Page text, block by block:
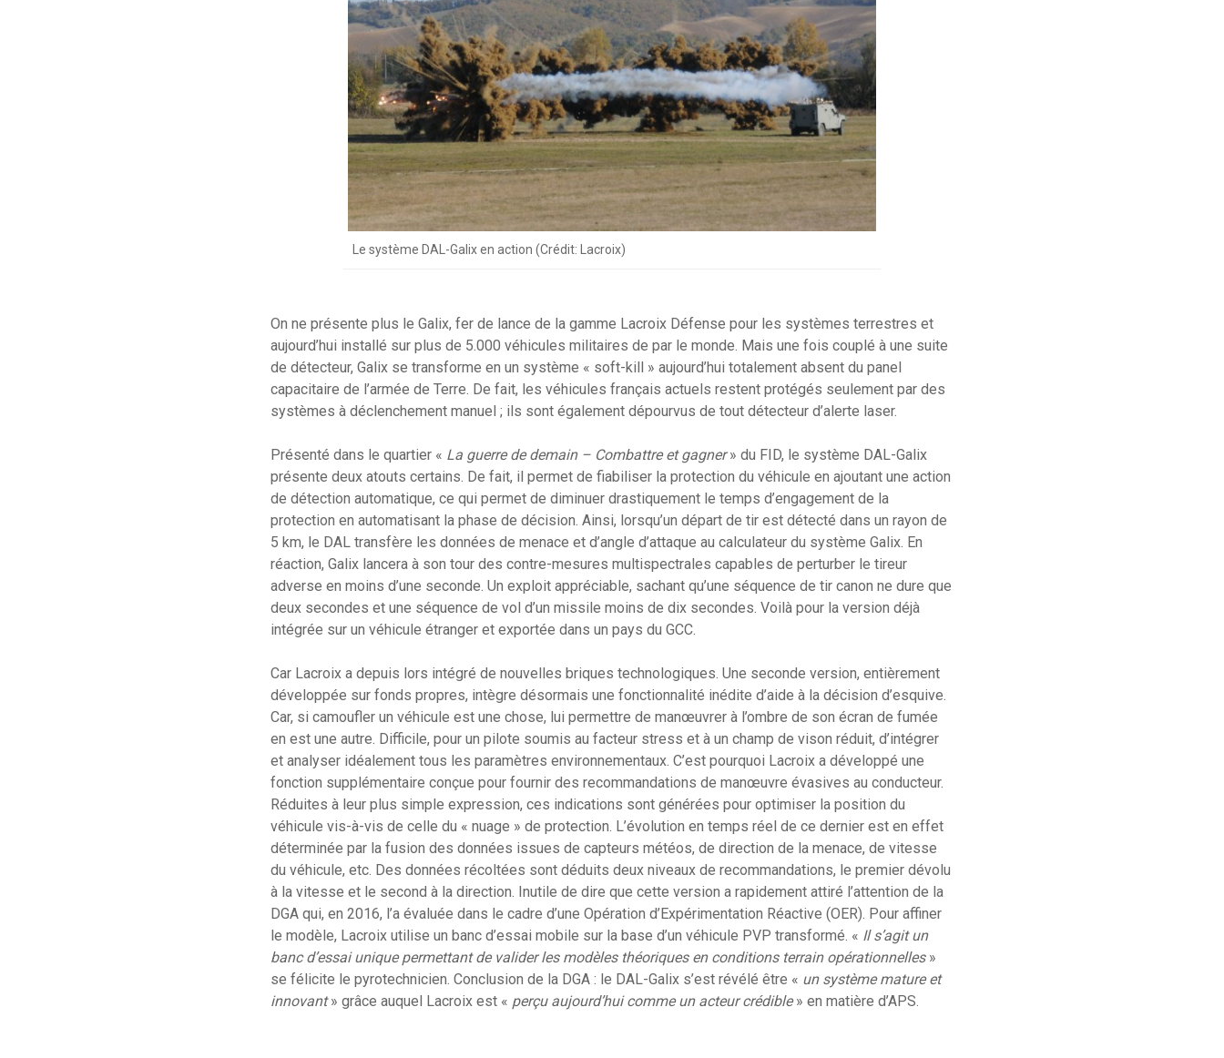
Le système DAL-Galix en action (Crédit: Lacroix)
On ne présente plus le Galix, fer de lance de la gamme Lacroix Défense pour les systèmes terrestres et
aujourd’hui installé sur plus de 5.000 véhicules militaires de par le monde. Mais une fois couplé à une suite
de détecteur, Galix se transforme en un système « soft-kill » aujourd’hui totalement absent du panel
capacitaire de l’armée de Terre. De fait, les véhicules français actuels restent protégés seulement par des
systèmes à déclenchement manuel ; ils sont également dépourvus de tout détecteur d’alerte laser.
Présenté dans le quartier « La guerre de demain – Combattre et gagner» du FID, le système DAL-Galix
présente deux atouts certains. De fait, il permet de fiabiliser la protection du véhicule en ajoutant une action
de détection automatique, ce qui permet de diminuer drastiquement le temps d’engagement de la
protection en automatisant la phase de décision. Ainsi, lorsqu’un départ de tir est détecté dans un rayon de
5 km, le DAL transfère les données de menace et d’angle d’attaque au calculateur du système Galix. En
réaction, Galix lancera à son tour des contre-mesures multispectrales capables de perturber le tireur
adverse en moins d’une seconde. Un exploit appréciable, sachant qu’une séquence de tir canon ne dure que
deux secondes et une séquence de vol d’un missile moins de dix secondes. Voilà pour la version déjà
intégrée sur un véhicule étranger et exportée dans un pays du GCC.
Car Lacroix a depuis lors intégré de nouvelles briques technologiques. Une seconde version, entièrement
développée sur fonds propres, intègre désormais une fonctionnalité inédite d’aide à la décision d’esquive.
Car, si camoufler un véhicule est une chose, lui permettre de manœuvrer à l’ombre de son écran de fumée
en est une autre. Difficile, pour un pilote soumis au facteur stress et à un champ de vison réduit, d’intégrer
et analyser idéalement tous les paramètres environnementaux. C’est pourquoi Lacroix a développé une
fonction supplémentaire conçue pour fournir des recommandations de manœuvre évasives au conducteur.
Réduites à leur plus simple expression, ces indications sont générées pour optimiser la position du
véhicule vis-à-vis de celle du « nuage » de protection. L’évolution en temps réel de ce dernier est en effet
déterminée par la fusion des données issues de capteurs météos, de direction de la menace, de vitesse
du véhicule, etc. Des données récoltées sont déduits deux niveaux de recommandations, le premier dévolu
à la vitesse et le second à la direction. Inutile de dire que cette version a rapidement attiré l’attention de la
DGA qui, en 2016, l’a évaluée dans le cadre d’une Opération d’Expérimentation Réactive (OER). Pour affiner
le modèle, Lacroix utilise un banc d’essai mobile sur la base d’un véhicule PVP transformé. « Il s’agit un
banc d’essai unique permettant de valider les modèles théoriques en conditions terrain opérationnelles»
se félicite le pyrotechnicien. Conclusion de la DGA : le DAL-Galix s’est révélé être « un système mature et
innovant» grâce auquel Lacroix est « perçu aujourd’hui comme un acteur crédible» en matière d’APS.